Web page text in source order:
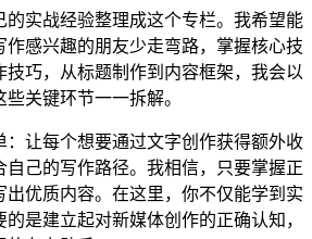
的实战经验整理成这个专栏。我希望能
作感兴趣的朋友少走弯路，掌握核心技
技巧，从标题制作到内容框架，我会以
关键环节一一拆解。
：让每个想要通过文字创作获得额外收
自己的写作路径。我相信，只要掌握正
出优质内容。在这里，你不仅能学到实
是建立起对新媒体创作的正确认知，